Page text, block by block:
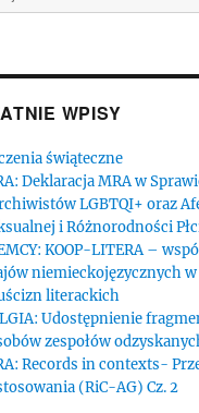
WPISY
świąteczne
Deklaracja MRA w
LGBTQI+ oraz
i Różnorodności
KOOP-LITERA –
niemieckojęzycznych w
literackich
Udostępnienie
zespołów
Records in contexts-
(RiC-AG) Cz. 2